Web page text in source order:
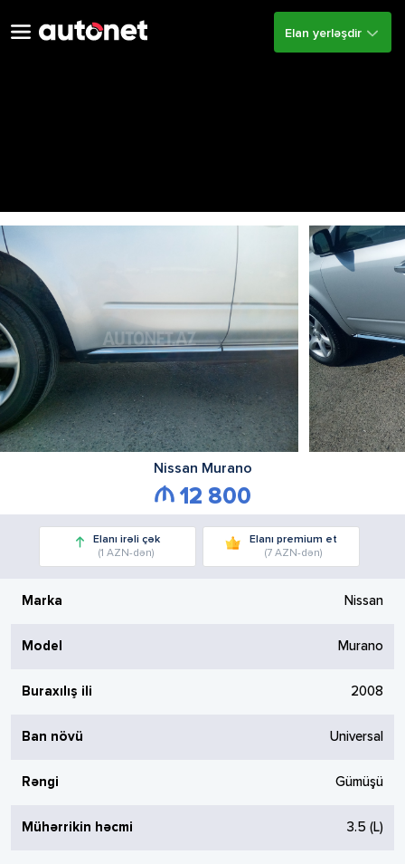
Elan yerləşdir
Nissan Murano
12 800
Elanı irəli çək
(1 AZN-dən)
Elanı premium et
(7 AZN-dən)
Marka Nissan
Model Murano
Buraxılış ili 2008
Ban növü Universal
Rəngi Gümüşü
Mühərrikin həcmi 3.5 (L)